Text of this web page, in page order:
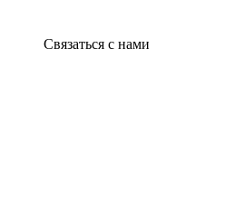
Связаться с нами